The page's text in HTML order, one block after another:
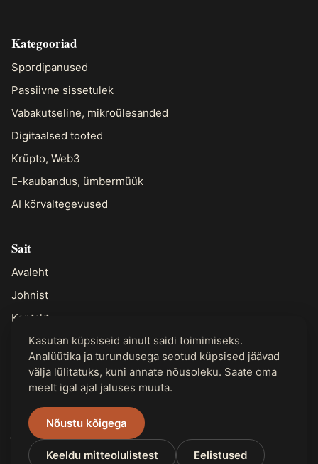
Kategooriad
Spordipanused
Passiivne sissetulek
Vabakutseline, mikroülesanded
Digitaalsed tooted
Krüpto, Web3
E-kaubandus, ümbermüük
AI kõrvaltegevused
Sait
Avaleht
Johnist
Kontakt
Juriidiline
Privaatsus
🌐 Saadaval 31 keeles
Kasutan küpsiseid ainult saidi toimimiseks.
Analüütika ja turundusega seotud küpsised jäävad
välja lülitatuks, kuni annate nõusoleku. Saate oma
meelt igal ajal jaluses muuta.
Nõustu kõigega
Keeldu mitteolulistest Eelistused